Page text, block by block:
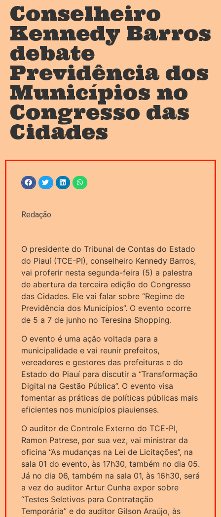
Conselheiro
Kennedy Barros
debate
Previdência dos
Municípios no
Congresso das
Cidades
Redação
O presidente do Tribunal de Contas do Estado
do Piauí (TCE-PI), conselheiro Kennedy Barros,
vai proferir nesta segunda-feira (5) a palestra
de abertura da terceira edição do Congresso
das Cidades. Ele vai falar sobre “Regime de
Previdência dos Municípios”. O evento ocorre
de 5 a 7 de junho no Teresina Shopping.
O evento é uma ação voltada para a
municipalidade e vai reunir prefeitos,
vereadores e gestores das prefeituras e do
Estado do Piauí para discutir a “Transformação
Digital na Gestão Pública”. O evento visa
fomentar as práticas de políticas públicas mais
eficientes nos municípios piauienses.
O auditor de Controle Externo do TCE-PI,
Ramon Patrese, por sua vez, vai ministrar da
oficina “As mudanças na Lei de Licitações”, na
sala 01 do evento, às 17h30, também no dia 05.
Já no dia 06, também na sala 01, às 16h30, será
a vez do auditor Artur Cunha expor sobre
“Testes Seletivos para Contratação
Temporária” e do auditor Gilson Araújo, às